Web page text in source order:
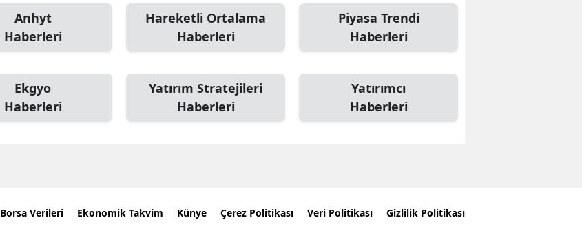
Anhyt
Haberleri
Hareketli Ortalama
Haberleri
Piyasa Trendi
Haberleri
Ekgyo
Haberleri
Yatırım Stratejileri
Haberleri
Yatırımcı
Haberleri
Borsa Verileri Ekonomik Takvim Künye Çerez Politikası Veri Politikası Gizlilik Politikası